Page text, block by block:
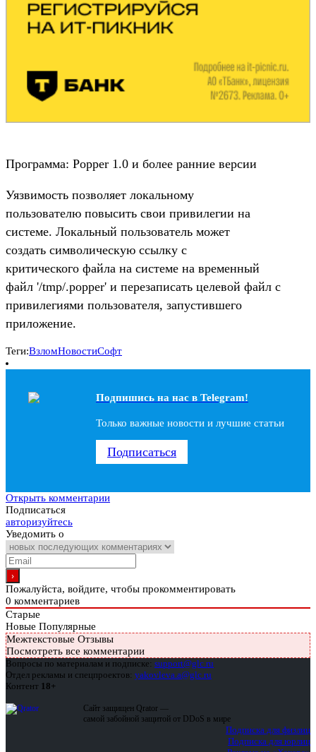
Программа: Popper 1.0 и более ранние версии
Уязвимость позволяет локальному
пользователю повысить свои привилегии на
системе. Локальный пользователь может
создать символическую ссылку с
критического файла на системе на временный
файл '/tmp/.popper' и перезаписать целевой файл с
привилегиями пользователя, запустившего
приложение.
Теги:ВзломНовостиСофт
Подпишись на наc в Telegram!
Только важные новости и лучшие статьи
Подписаться
Открыть комментарии
Подписаться
авторизуйтесь
Уведомить о
Пожалуйста, войдите, чтобы прокомментировать
0 комментариев
Старые
Новые Популярные
Межтекстовые Отзывы
Посмотреть все комментарии
Вопросы по материалам и подписке: support@glc.ru
Отдел рекламы и спецпроектов: yakovleva.a@glc.ru
Контент 18+
Сайт защищен Qrator —
самой забойной защитой от DDoS в мире
Подписка для физлиц
Подписка для юрлиц